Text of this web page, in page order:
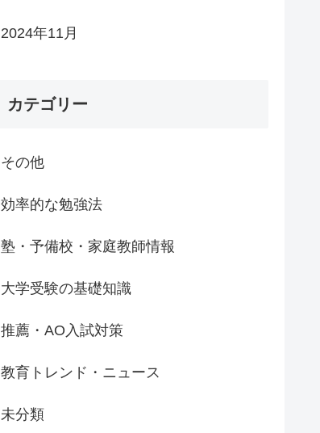
2024年11月
カテゴリー
その他
効率的な勉強法
塾・予備校・家庭教師情報
大学受験の基礎知識
推薦・AO入試対策
教育トレンド・ニュース
未分類